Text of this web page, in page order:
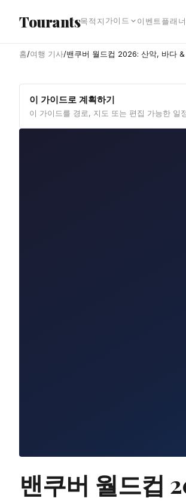
Tourants목적지 가이드 이벤트 플래너
홈/여행 기사/밴쿠버 월드컵 2026: 산악, 바다
이 가이드로 계획하기
이 가이드를 경로, 지도 또는 편집 가능한 일
밴쿠버 월드컵